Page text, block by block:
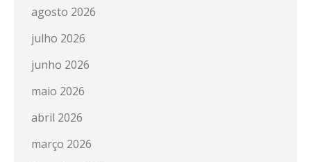
agosto 2026
julho 2026
junho 2026
maio 2026
abril 2026
março 2026